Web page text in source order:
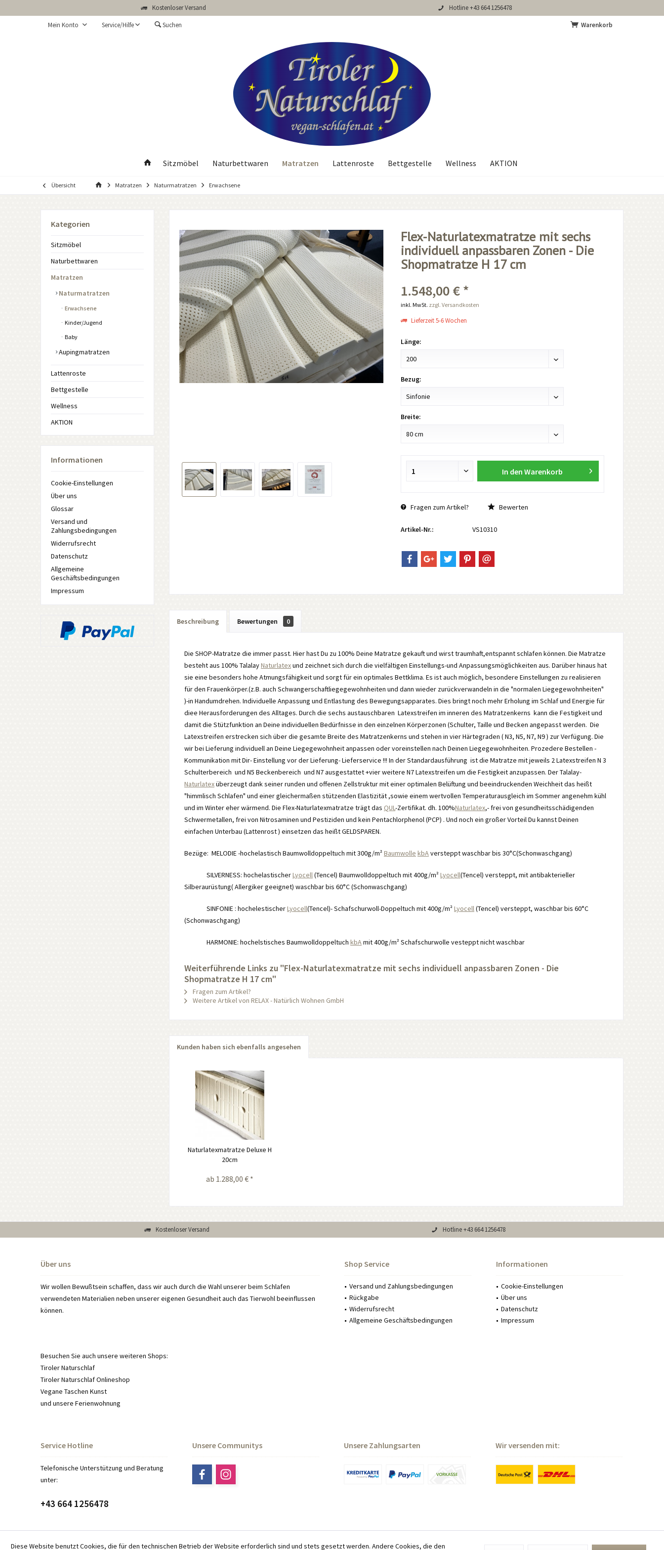
Kostenloser Versand Hotline +43 664 1256478
Warenkorb
Mein Konto Service/Hilfe Suchen
Sitzmöbel Naturbettwaren Matratzen Lattenroste Bettgestelle Wellness AKTION
Übersicht Matratzen Naturmatratzen Erwachsene
Kategorien
Sitzmöbel
Naturbettwaren
Matratzen
Naturmatratzen
Erwachsene
Kinder/Jugend
Baby
Aupingmatratzen
Lattenroste
Bettgestelle
Wellness
AKTION
Informationen
Cookie-Einstellungen
Über uns
Glossar
Versand und
Zahlungsbedingungen
Widerrufsrecht
Datenschutz
Allgemeine
Geschäftsbedingungen
Impressum
Flex-Naturlatexmatratze mit sechs
individuell anpassbaren Zonen - Die
Shopmatratze H 17 cm
1.548,00 € *
inkl. MwSt. zzgl. Versandkosten
Lieferzeit 5-6 Wochen
Länge:
Bezug:
Breite:
In den Warenkorb
Fragen zum Artikel? Bewerten
Artikel-Nr.: VS10310
Beschreibung Bewertungen 0
Die SHOP-Matratze die immer passt. Hier hast Du zu 100% Deine Matratze gekauft und wirst traumhaft,entspannt schlafen können. Die Matratze
besteht aus 100% TalalayNaturlatexund zeichnet sich durch die vielfältigen Einstellungs-und Anpassungsmöglichkeiten aus. Darüber hinaus hat
sie eine besonders hohe Atmungsfähigkeit und sorgt für ein optimales Bettklima. Es ist auch möglich, besondere Einstellungen zu realisieren
für den Frauenkörper.(z.B. auch Schwangerschaftliegegewohnheiten und dann wieder zurückverwandeln in die "normalen Liegegewohnheiten"
)-in Handumdrehen. Individuelle Anpassung und Entlastung des Bewegungsapparates. Dies bringt noch mehr Erholung im Schlaf und Energie für
diee Herausforderungen des Alltages. Durch die sechs austauschbaren Latexstreifen im inneren des Matratzenkerns kann die Festigkeit und
damit die Stützfunktion an Deine individuellen Bedürfnisse in den einzelnen Körperzonen (Schulter, Taille und Becken angepasst werden. Die
Latexstreifen erstrecken sich über die gesamte Breite des Matratzenkerns und stehen in vier Härtegraden ( N3, N5, N7, N9 ) zur Verfügung. Die
wir bei Lieferung individuell an Deine Liegegewohnheit anpassen oder voreinstellen nach Deinen Liegegewohnheiten. Prozedere Bestellen -
Kommunikation mit Dir- Einstellung vor der Lieferung- Lieferservice !!! In der Standardausführung ist die Matratze mit jeweils 2 Latexstreifen N 3
Schulterbereich und N5 Beckenbereich und N7 ausgestattet +vier weitere N7 Latexstreifen um die Festigkeit anzupassen. Der Talalay-
Naturlatexüberzeugt dank seiner runden und offenen Zellstruktur mit einer optimalen Belüftung und beeindruckenden Weichheit das heißt
"himmlisch Schlafen" und einer gleichermaßen stützenden Elastizität ,sowie einem wertvollen Temperaturausgleich im Sommer angenehm kühl
und im Winter eher wärmend. Die Flex-Naturlatexmatratze trägt das QUL-Zertifikat. dh. 100%Naturlatex,- frei von gesundheitsschädigenden
Schwermetallen, frei von Nitrosaminen und Pestiziden und kein Pentachlorphenol (PCP) . Und noch ein großer Vorteil Du kannst Deinen
einfachen Unterbau (Lattenrost ) einsetzen das heißt GELDSPAREN.
Bezüge: MELODIE -hochelastisch Baumwolldoppeltuch mit 300g/m²Baumwolle kbAversteppt waschbar bis 30°C(Schonwaschgang)
SILVERNESS: hochelastischerLyocell(Tencel) Baumwolldoppeltuch mit 400g/m²Lyocell(Tencel) versteppt, mit antibakterieller
Silberaurüstung( Allergiker geeignet) waschbar bis 60°C (Schonwaschgang)
SINFONIE : hochelestischerLyocell(Tencel)- Schafschurwoll-Doppeltuch mit 400g/m²Lyocell(Tencel) versteppt, waschbar bis 60°C
(Schonwaschgang)
HARMONIE: hochelstisches Baumwolldoppeltuch kbAmit 400g/m² Schafschurwolle vesteppt nicht waschbar
Weiterführende Links zu "Flex-Naturlatexmatratze mit sechs individuell anpassbaren Zonen - Die
Shopmatratze H 17 cm"
Fragen zum Artikel?
Weitere Artikel von RELAX - Natürlich Wohnen GmbH
Kunden haben sich ebenfalls angesehen
Naturlatexmatratze Deluxe H
20cm
ab 1.288,00 € *
Kostenloser Versand Hotline +43 664 1256478
Über uns
Wir wollen Bewußtsein schaffen, dass wir auch durch die Wahl unserer beim Schlafen
verwendeten Materialien neben unserer eigenen Gesundheit auch das Tierwohl beeinflussen
können.
Besuchen Sie auch unsere weiteren Shops:
Tiroler Naturschlaf
Tiroler Naturschlaf Onlineshop
Vegane Taschen Kunst
und unsere Ferienwohnung
Shop Service
Versand und Zahlungsbedingungen
Rückgabe
Widerrufsrecht
Allgemeine Geschäftsbedingungen
Informationen
Cookie-Einstellungen
Über uns
Datenschutz
Impressum
Service Hotline
Telefonische Unterstützung und Beratung
unter:
+43 664 1256478
Unsere Communitys Unsere Zahlungsarten Wir versenden mit:
Diese Website benutzt Cookies, die für den technischen Betrieb der Website erforderlich sind und stets gesetzt werden. Andere Cookies, die den